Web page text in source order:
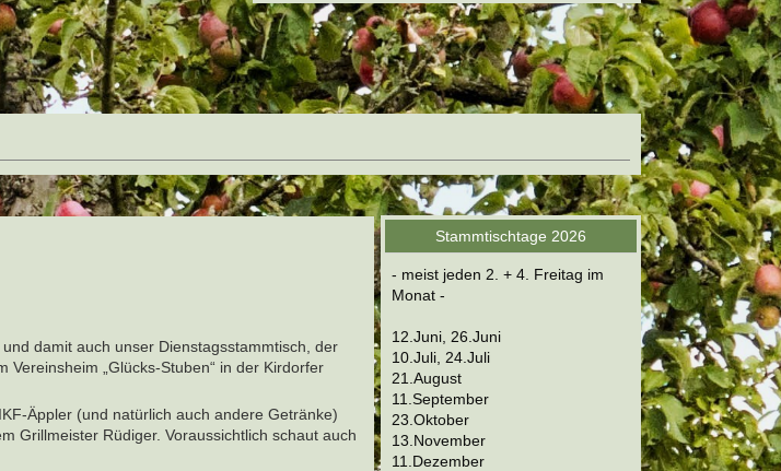
damit auch unser Dienstagsstammtisch, der
„Glücks-Stuben“ in der Kirdorfer
Äppler (und natürlich auch andere Getränke)
Grillmeister Rüdiger. Voraussichtlich schaut auch
Stammtischtage 2026
- meist jeden 2. + 4. Freitag im
Monat -
12.Juni, 26.Juni
10.Juli, 24.Juli
21.August
11.September
23.Oktober
13.November
11.Dezember